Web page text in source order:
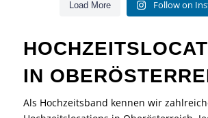
Load More Follow on